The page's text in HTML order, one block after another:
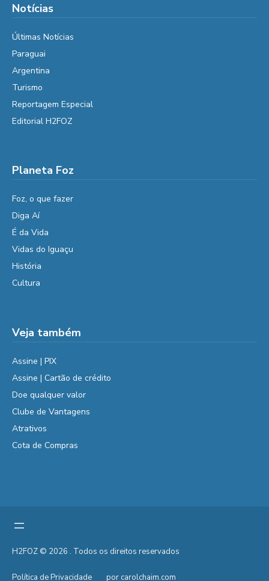
Notícias
Últimas Notícias
Paraguai
Argentina
Turismo
Reportagem Especial
Editorial H2FOZ
Planeta Foz
Foz, o que fazer
Diga Aí
É da Vida
Vidas do Iguaçu
História
Cultura
Veja também
Assine | PIX
Assine | Cartão de crédito
Doe qualquer valor
Clube de Vantagens
Atrativos
Cota de Compras
H2FOZ © 2026 . Todos os direitos reservados
Política de Privacidade por carolchaim.com